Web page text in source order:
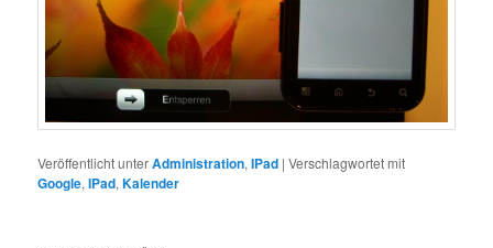
Veröffentlicht unterAdministration,IPad |Verschlagwortet mit
Google,IPad,Kalender